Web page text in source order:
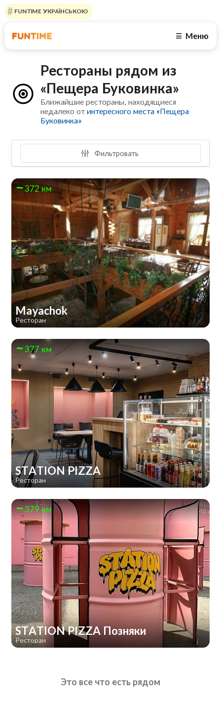
FUNTIME УКРАЇНСЬКОЮ
☰ Меню
Рестораны рядом из
«Пещера Буковинка»
Ближайшие рестораны, находящиеся
недалеко отинтересного места «Пещера
Буковинка»
Фильтровать
372 км
Mayachok
Ресторан
377 км
STATION PIZZA
Ресторан
379 км
STATION PIZZA Позняки
Ресторан
Это все что есть рядом